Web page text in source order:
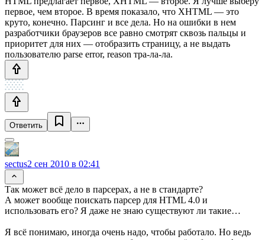
первое, чем второе. В время показало, что XHTML — это
круто, конечно. Парсинг и все дела. Но на ошибки в нем
разработчики браузеров все равно смотрят сквозь пальцы и
приоритет для них — отобразить страницу, а не выдать
пользователю parse error, reason тра-ла-ла.
Ответить
sectus2 сен 2010 в 02:41
Так может всё дело в парсерах, а не в стандарте?
А может вообще поискать парсер для HTML 4.0 и
использовать его? Я даже не знаю существуют ли такие…
Я всё понимаю, иногда очень надо, чтобы работало. Но ведь